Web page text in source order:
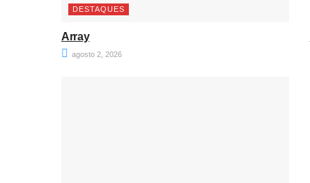
DESTAQUES
Array
agosto 2, 2026